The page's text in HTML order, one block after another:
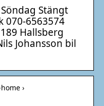
Stängt
070-6563574
Hallsberg
Johansson bil
›